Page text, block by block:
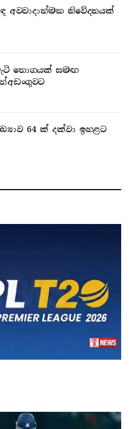
අවවාදාත්මක නිවේදනයක්
තොගයක් සමඟ
64 ක් දක්වා ඉහළට